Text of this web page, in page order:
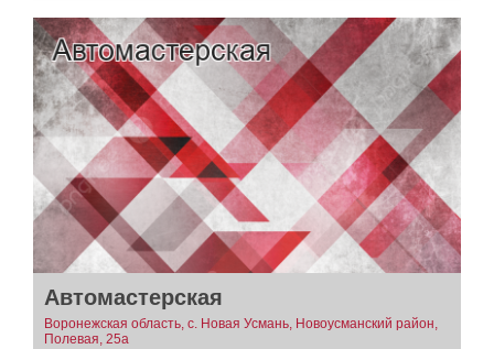
Автомастерская
Воронежская область, с. Новая Усмань, Новоусманский район,
Полевая, 25а